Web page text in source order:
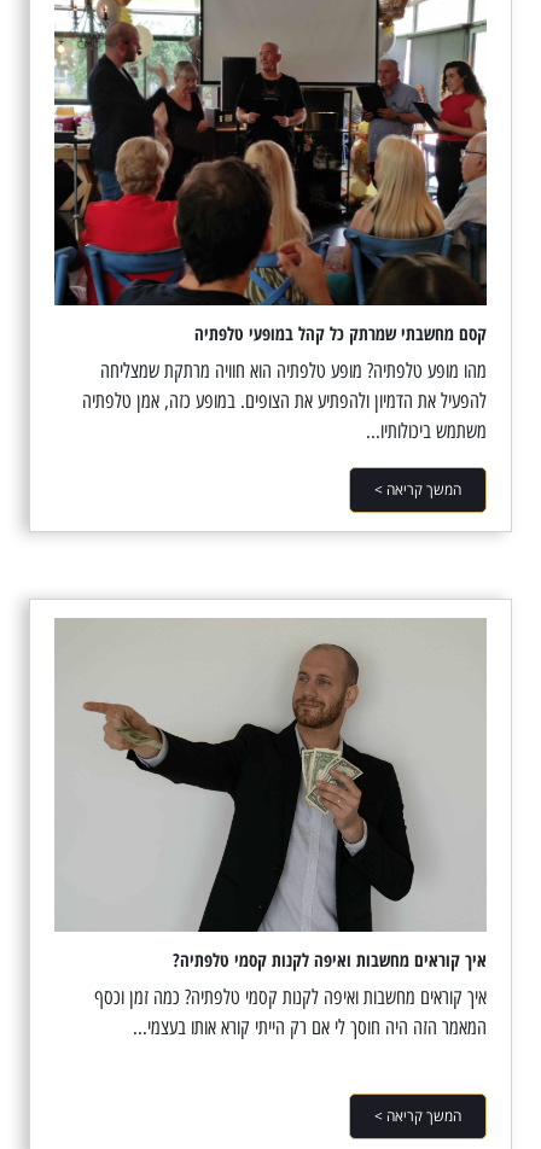
קסם מחשבתי שמרתק כל קהל במופעי טלפתיה
מהו מופע טלפתיה? מופע טלפתיה הוא חוויה מרתקת שמצליחה
להפעיל את הדמיון ולהפתיע את הצופים. במופע כזה, אמן טלפתיה
משתמש ביכולותיו...
המשך קריאה >
איך קוראים מחשבות ואיפה לקנות קסמי טלפתיה?
איך קוראים מחשבות ואיפה לקנות קסמי טלפתיה? כמה זמן וכסף
המאמר הזה היה חוסך לי אם רק הייתי קורא אותו בעצמי...
המשך קריאה >